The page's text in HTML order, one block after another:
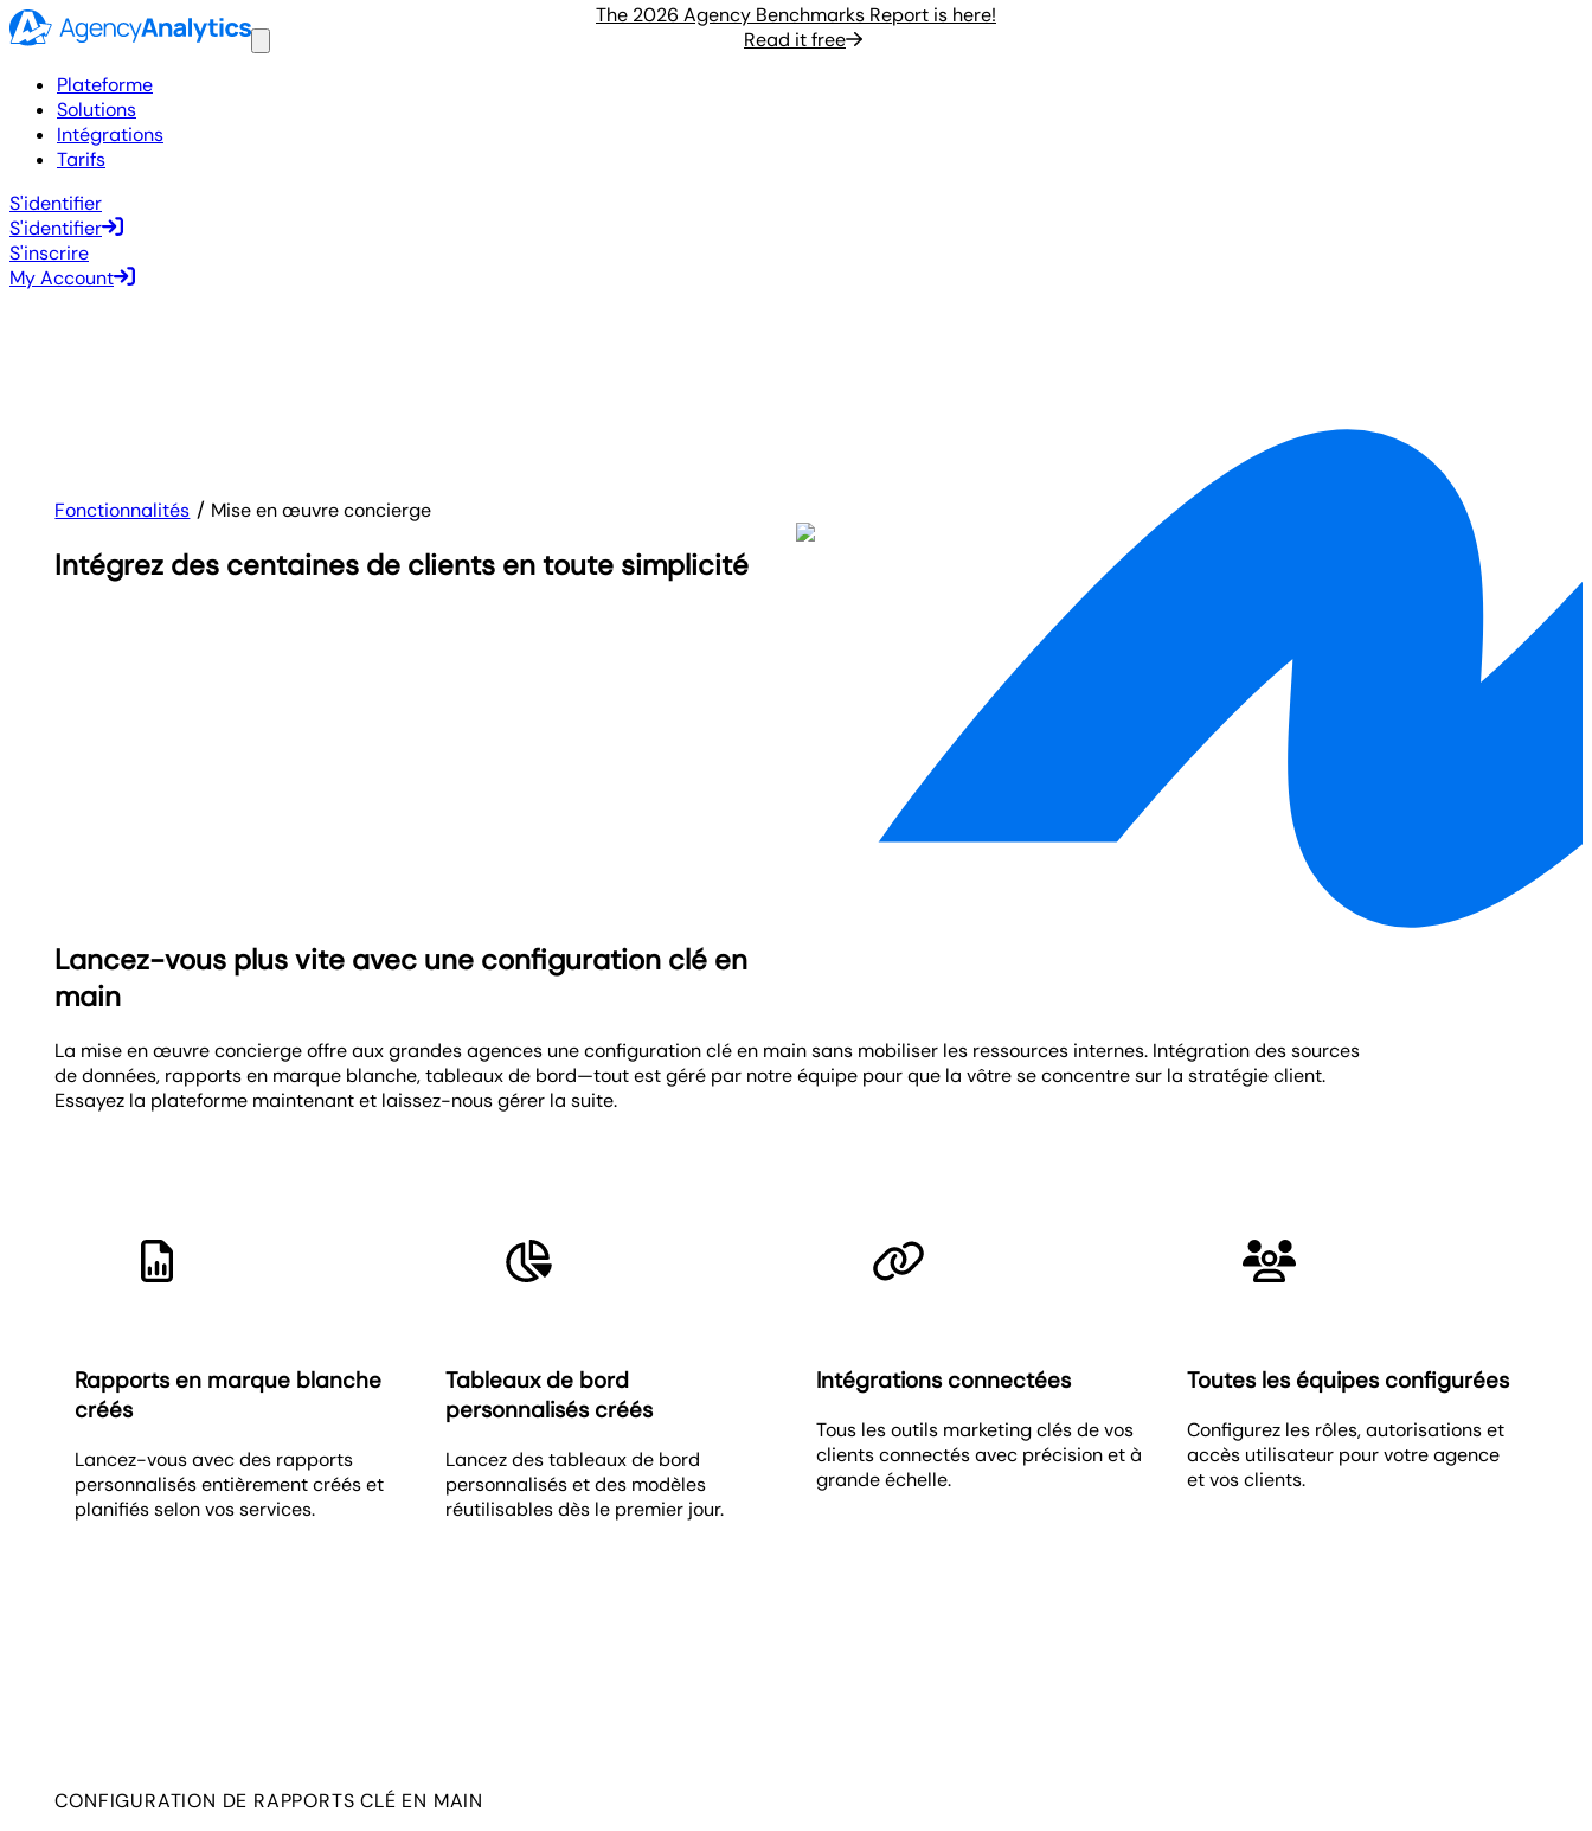
The 2026 Agency Benchmarks Report is here!
Read it free
Plateforme
Solutions
Intégrations
Tarifs
S'identifier
S'identifier
S'inscrire
My Account
Fonctionnalités Mise en œuvre concierge
Intégrez des centaines de clients en toute simplicité
Lancez-vous plus vite avec une configuration clé en
main
La mise en œuvre concierge offre aux grandes agences une configuration clé en main sans mobiliser les ressources internes. Intégration des sources
de données, rapports en marque blanche, tableaux de bord—tout est géré par notre équipe pour que la vôtre se concentre sur la stratégie client.
Essayez la plateforme maintenant et laissez-nous gérer la suite.
Rapports en marque blanche
créés
Lancez-vous avec des rapports
personnalisés entièrement créés et
planifiés selon vos services.
Tableaux de bord
personnalisés créés
Lancez des tableaux de bord
personnalisés et des modèles
réutilisables dès le premier jour.
Intégrations connectées
Tous les outils marketing clés de vos
clients connectés avec précision et à
grande échelle.
Toutes les équipes configurées
Configurez les rôles, autorisations et
accès utilisateur pour votre agence
et vos clients.
CONFIGURATION DE RAPPORTS CLÉ EN MAIN